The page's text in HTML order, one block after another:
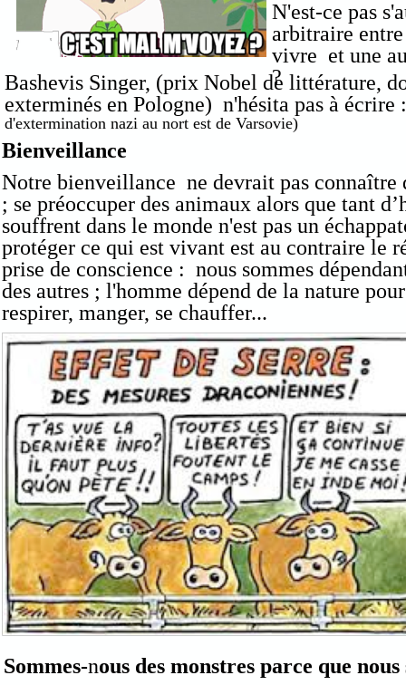
Sommes-nous des monstres parce que
Bienveillance
Notre bienveillance ne devrait pas connaître
; se préoccuper des animaux alors que tant
souffrent dans le monde n'est pas un
protéger ce qui est vivant est au contraire le
prise de conscience : nous sommes
des autres ; l'homme dépend de la nature
respirer, manger, se chauffer...
Bashevis Singer, (prix Nobel de littérature,
exterminés en Pologne) n'hésita pas à écrire
d'extermination nazi au nort est de Varsovie)
N'est-ce pas
arbitraire
vivre et une
?